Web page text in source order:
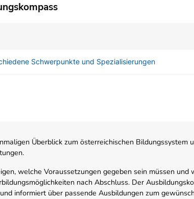
Schwerpunkte und Spezialisierungen
Überblick zum österreichischen Bildungssystem
welche Voraussetzungen gegeben sein müssen und
nach Abschluss. Der
informiert über passende Ausbildungen zum